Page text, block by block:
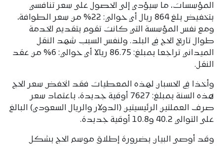
المؤسسات، ما سيؤدي إلى الحصول على سعر تنافسي
بتخفيض بلغ 864 ريال أي حوالي: 22% من سعر الطوافة،
ومع نفس المؤسسة التي كانت تقوم بتقديم الخدمة
طوال تاريخ الحج في البلد. ولنفس السبب شهد النقل
الميداني تراجعا بمبلغ: 86.75 ريالا أي حوالي: 6% من عقد
النقل.
وأخذا في الحسبان لهذه المعطيات فقد انخفض سعر الحج
هذه السنة بمبلغ: 7627 أوقية جديدة، باعتماد سعر
صرف العملتين الرئيسيتين (الدولار والريال السعودي) البالغ
على التوالي 40.2 و10.8 أوقية جديدة.
وقد أوصى البيان بضرورة إطلاق موسم الحج بشكل